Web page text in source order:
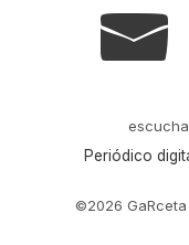
g
Periódico
©2026